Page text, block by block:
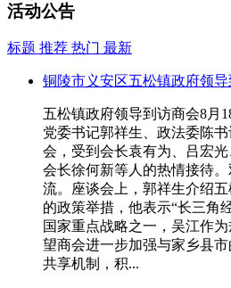
活动公告
标题 推荐 热门 最新
铜陵市义安区五松镇政府领
五松镇政府领导到访商会8月
党委书记郭祥生、政法委陈
会，受到会长袁有为、吕宏
会长徐何新等人的热情接待
流。座谈会上，郭祥生介绍
的政策举措，他表示“长三角
国家重点战略之一，吴江作
望商会进一步加强与家乡县
共享机制，积...